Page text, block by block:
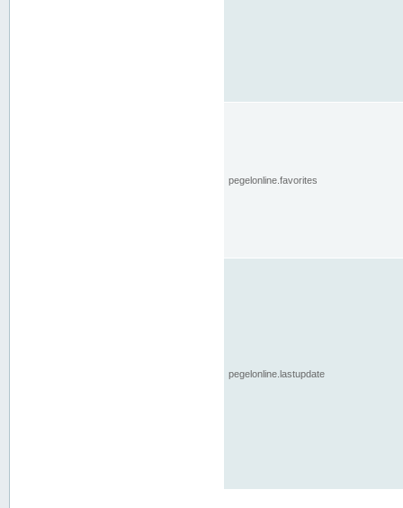
pegelonline.favorites
pegelonline.lastupdate